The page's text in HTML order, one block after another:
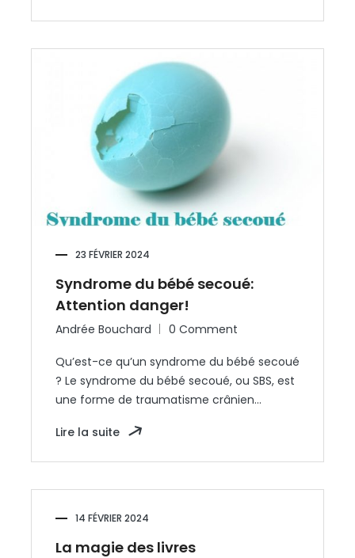
23 FÉVRIER 2024
Syndrome du bébé secoué:
Attention danger!
Andrée Bouchard 0 Comment
Qu’est-ce qu’un syndrome du bébé secoué
? Le syndrome du bébé secoué, ou SBS, est
une forme de traumatisme crânien…
Lire la suite
14 FÉVRIER 2024
La magie des livres